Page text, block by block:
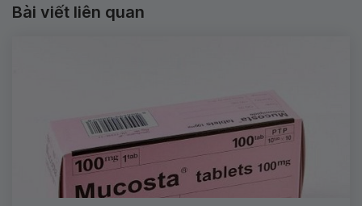
Bài viết liên quan